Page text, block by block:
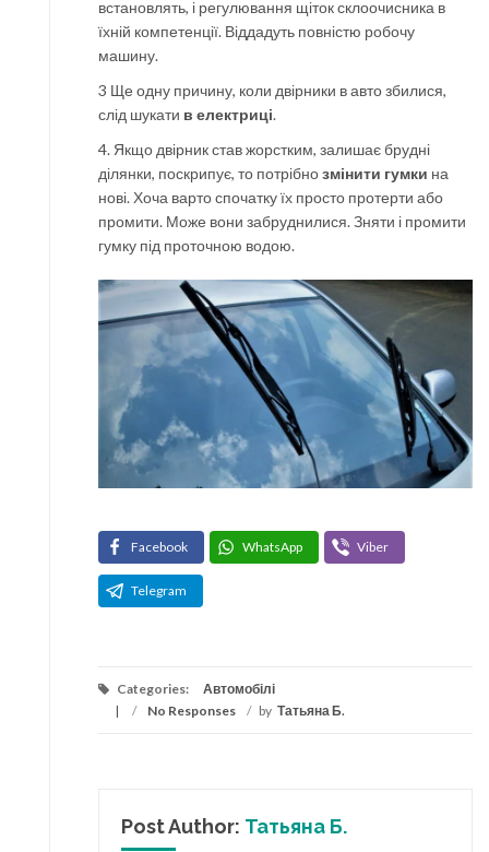
встановлять, і регулювання щіток склоочисника в
їхній компетенції. Віддадуть повністю робочу
машину.
3 Ще одну причину, коли двірники в авто збилися,
слід шукати в електриці.
4. Якщо двірник став жорстким, залишає брудні
ділянки, поскрипує, то потрібнозмінити гумки на
нові. Хоча варто спочатку їх просто протерти або
промити. Може вони забруднилися. Зняти і промити
гумку під проточною водою.
Facebook WhatsApp Viber
Telegram
Categories:
Автомобілі
/
No Responses / by Татьяна Б.
Post Author: Татьяна Б.